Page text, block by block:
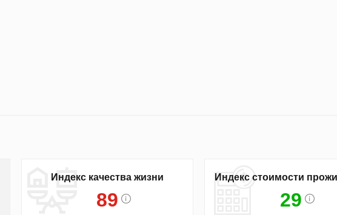
Индекс качества жизни
89
Индекс стоимости
29